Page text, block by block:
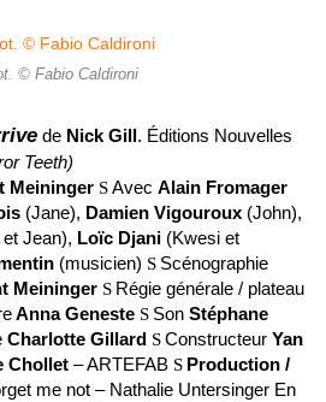
© Fabio Caldironi
de Nick Gill. Éditions Nouvelles
Teeth)
Meininger SAvec Alain Fromager
(Jane), Damien Vigouroux (John),
Jean), Loïc Djani (Kwesi et
(musicien) S Scénographie
Meininger S Régie générale / plateau
Anna Geneste S Son Stéphane
Charlotte Gillard SConstructeur Yan
Chollet – ARTEFAB S Production /
me not – Nathalie Untersinger En